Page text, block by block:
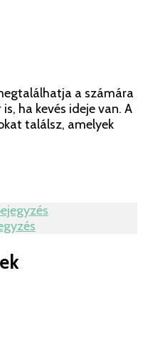
a számára
ha kevés ideje van. A
találsz, amelyek